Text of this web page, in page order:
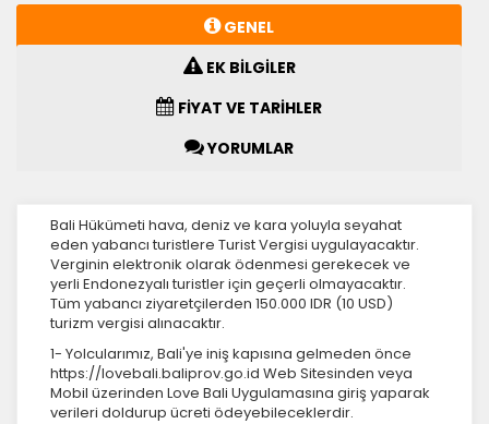
GENEL
EK BİLGİLER
FİYAT VE TARİHLER
YORUMLAR
Bali Hükümeti hava, deniz ve kara yoluyla seyahat
eden yabancı turistlere Turist Vergisi uygulayacaktır.
Verginin elektronik olarak ödenmesi gerekecek ve
yerli Endonezyalı turistler için geçerli olmayacaktır.
Tüm yabancı ziyaretçilerden 150.000 IDR (10 USD)
turizm vergisi alınacaktır.
1- Yolcularımız, Bali'ye iniş kapısına gelmeden önce
https://lovebali.baliprov.go.id Web Sitesinden veya
Mobil üzerinden Love Bali Uygulamasına giriş yaparak
verileri doldurup ücreti ödeyebileceklerdir.